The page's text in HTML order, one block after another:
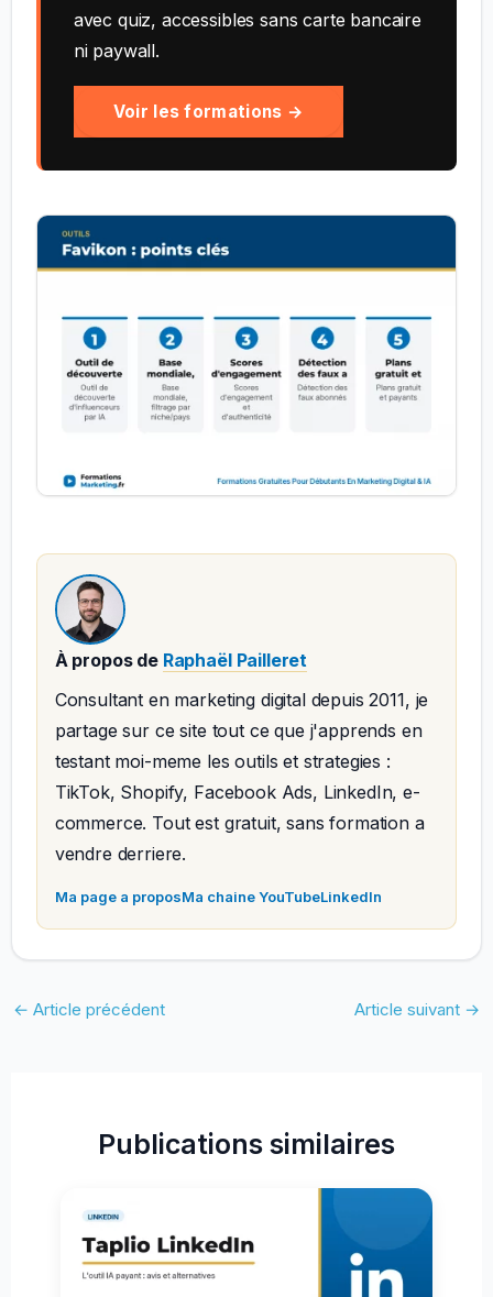
avec quiz, accessibles sans carte bancaire
ni paywall.
Voir les formations →
À propos de Raphaël Pailleret
Consultant en marketing digital depuis 2011, je
partage sur ce site tout ce que j'apprends en
testant moi-meme les outils et strategies :
TikTok, Shopify, Facebook Ads, LinkedIn, e-
commerce. Tout est gratuit, sans formation a
vendre derriere.
Ma page a proposMa chaine YouTubeLinkedIn
← Article précédent Article suivant →
Publications similaires